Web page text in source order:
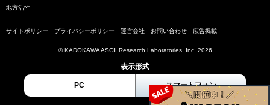
地方活性
サイトポリシー プライバシーポリシー 運営会社 お問い合わせ 広告掲載
© KADOKAWA ASCII Research Laboratories, Inc. 2026
表示形式
PC スマートフォン